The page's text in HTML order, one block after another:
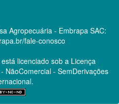
Agropecuária - Embrapa SAC:
fale-conosco
licenciado sob a Licença
NãoComercial - SemDerivações